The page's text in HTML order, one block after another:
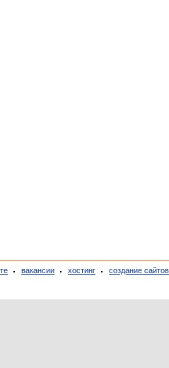
вакансии хостинг создание сайтов